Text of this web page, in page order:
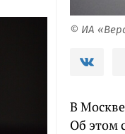
© ИА
В
Об этом